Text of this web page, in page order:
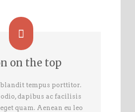
on the top
tempus porttitor.
dapibus ac facilisis
quam. Aenean eu leo